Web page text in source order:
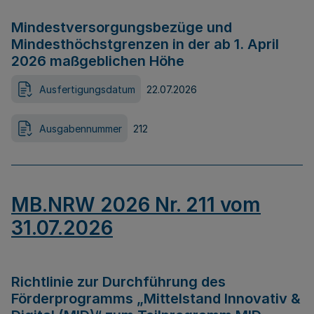
Mindestversorgungsbezüge und
Mindesthöchstgrenzen in der ab 1. April
2026 maßgeblichen Höhe
Ausfertigungsdatum 22.07.2026
Ausgabennummer 212
MB.NRW 2026 Nr. 211 vom
31.07.2026
Richtlinie zur Durchführung des
Förderprogramms „Mittelstand Innovativ &